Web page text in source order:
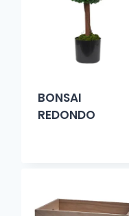
BONSAI
REDONDO